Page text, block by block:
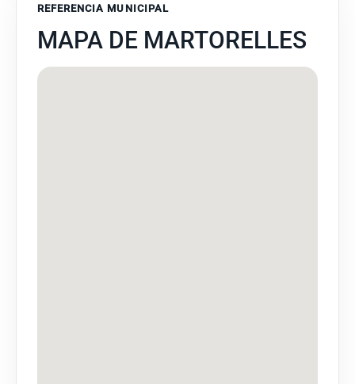
REFERENCIA MUNICIPAL
MAPA DE MARTORELLES